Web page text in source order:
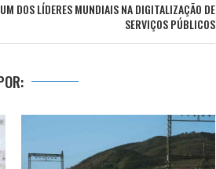
DOS LÍDERES MUNDIAIS NA DIGITALIZAÇÃO DE
SERVIÇOS PÚBLICOS